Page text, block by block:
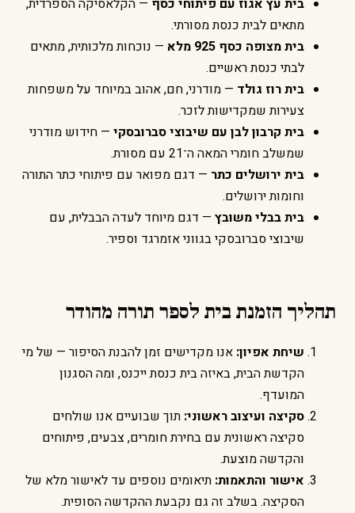
בית עץ אגוז עם פיתוחי כסף — הקלאסיקה הספרדית,
מתאים לבית כנסת מסורתי.
בית מצופה כסף 925 מלא
— נוכחות מלכותית, מתאים
לבתי כנסת ראשיים.
בית רוז גולד — מודרני, חם, אהוב במיוחד על משפחות
צעירות שמקדישות לזכר.
בית קרבון לבן עם שיבוצי סברובסקי — חידוש מודרני
שמשלב חומרי המאה ה־21 עם מסורת.
בית ירושלים כתר — דגם מפואר עם פיתוחי כתר התורה
וחומות ירושלים.
בית בבלי משובץ — דגם מיוחד לעדה הבבלית, עם
שיבוצי סברובסקי בגווני אזמרגד וספיר.
תהליך הזמנת בית לספר תורה מהודר
שיחת אפיון: אנו מקדישים זמן להבנת הסיפור — של מי
הקדשת הבית, באיזה בית כנסת ייכנס, ומה הסגנון
המועדף.
סקיצה ועיצוב ראשוני: תוך שבועיים אנו שולחים
סקיצה ראשונית עם בחירת חומרים, צבעים, פיתוחים
והקדשה מוצעת.
אישור והתאמות: תיאומים נוספים עד לאישור מלא של
הסקיצה. בשלב זה גם נקבעת ההקדשה הסופית.